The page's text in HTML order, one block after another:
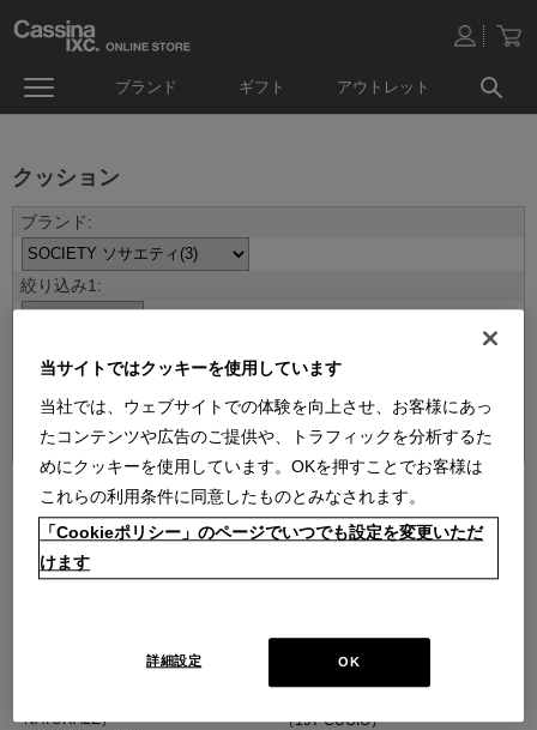
ブランド ギフト アウトレット
クッション
並べ替え：
NATURALE）
SOCIETY (ソサエティ) - SOC
（197 CUOIO）
当サイトではクッキーを使用しています
当社では、ウェブサイトでの体験を向上させ、お客様にあっ
たコンテンツや広告のご提供や、トラフィックを分析するた
めにクッキーを使用しています。OKを押すことでお客様は
これらの利用条件に同意したものとみなされます。
「Cookieポリシー」のページでいつでも設定を変更いただ
けます
OK
詳細設定